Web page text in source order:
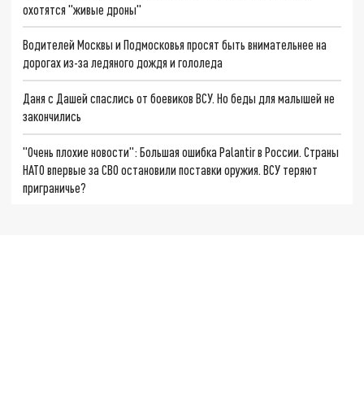
охотятся "живые дроны"
Водителей Москвы и Подмосковья просят быть внимательнее на
дорогах из-за ледяного дождя и гололеда
Даня с Дашей спаслись от боевиков ВСУ. Но беды для малышей не
закончились
"Очень плохие новости": Большая ошибка Palantir в России. Страны
НАТО впервые за СВО остановили поставки оружия. ВСУ теряют
приграничье?